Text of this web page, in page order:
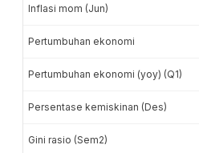
Inflasi mom (Jun)
Pertumbuhan ekonomi
Pertumbuhan ekonomi (yoy) (Q1)
Persentase kemiskinan (Des)
Gini rasio (Sem2)